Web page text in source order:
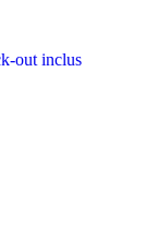
out inclus